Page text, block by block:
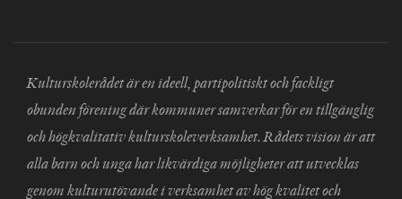
Kulturskolerådet är en ideell, partipolitiskt och fackligt
obunden förening där kommuner samverkar för en tillgänglig
och högkvalitativ kulturskoleverksamhet. Rådets vision är att
alla barn och unga har likvärdiga möjligheter att utvecklas
genom kulturutövande i verksamhet av hög kvalitet och